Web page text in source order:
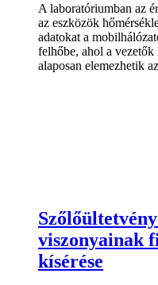
A laboratóriumban az
az eszközök
adatokat a
felhőbe, ahol a
alaposan elemezhetik
viszonyainak
kísérése